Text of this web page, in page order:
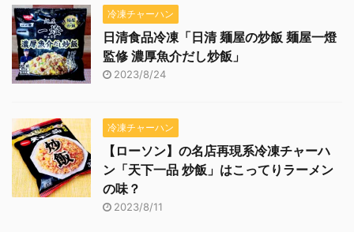
冷凍チャーハン
日清食品冷凍「日清 麺屋の炒飯 麺屋一燈
監修 濃厚魚介だし炒飯」
2023/8/24
冷凍チャーハン
【ローソン】の名店再現系冷凍チャーハ
ン「天下一品 炒飯」はこってりラーメン
の味？
2023/8/11